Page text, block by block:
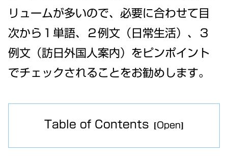
リュームが多いので、必要に合わせて目
次から１単語、２例文（日常生活）、３
例文（訪日外国人案内）をピンポイント
でチェックされることをお勧めします。
Table of Contents